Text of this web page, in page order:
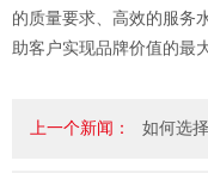
的质量要求、高效的服务
助客户实现品牌价值的最
上一个新闻： 如何选